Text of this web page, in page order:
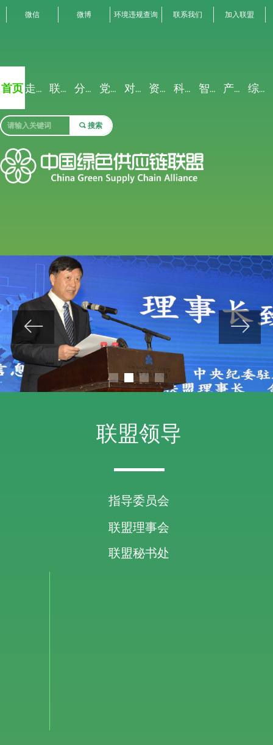
首页 走进联盟 联盟动态 分析解读 党建专栏 对外交流 资源禀赋 科研创新 智能聚合 产业生态 综合服务
끠 搜索
微信 微博 环境违规查询 联系我们 加入联盟
ꂃ ꁹ
联盟领导
指导委员会
联盟理事会
联盟秘书处